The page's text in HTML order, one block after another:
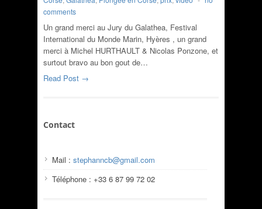
comments
Un grand merci au Jury du Galathea, Festival
International du Monde Marin, Hyères , un grand
merci à Michel HURTHAULT & Nicolas Ponzone, et
surtout bravo au bon gout de…
Read Post →
Contact
Mail : stephanncb@gmail.com
Téléphone : +33 6 87 99 72 02